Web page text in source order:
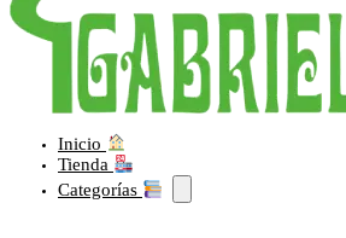
Inicio
Tienda
Categorías